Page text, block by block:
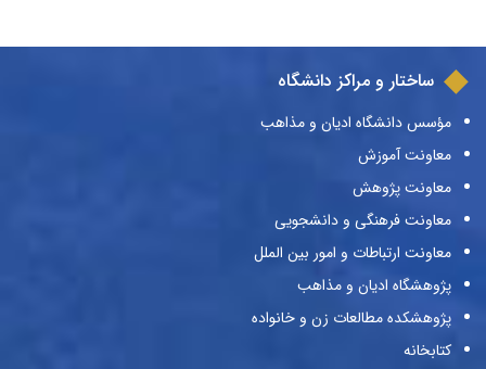
ساختار و مراکز دانشگاه
مؤسس دانشگاه ادیان و مذاهب
معاونت آموزش
معاونت پژوهش
معاونت فرهنگی و دانشجویی
معاونت ارتباطات و امور بین الملل
پژوهشگاه ادیان و مذاهب
پژوهشکده مطالعات زن و خانواده
کتابخانه